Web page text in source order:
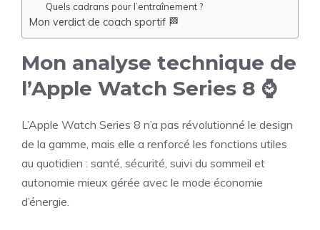
Quels cadrans pour l’entraînement ?
Mon verdict de coach sportif 🏁
Mon analyse technique de
l’Apple Watch Series 8 ⌚
L’Apple Watch Series 8 n’a pas révolutionné le design
de la gamme, mais elle a renforcé les fonctions utiles
au quotidien : santé, sécurité, suivi du sommeil et
autonomie mieux gérée avec le mode économie
d’énergie.